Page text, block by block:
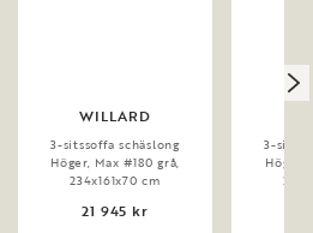
WILLARD
3-sitssoffa schäslong
Höger, Max #180 grå,
234x161x70 cm
21 945 kr
3-
Höger,